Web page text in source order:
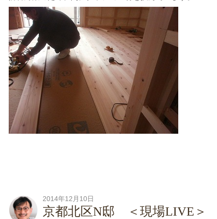
2014年12月10日
京都北区N邸 ＜現場LIVE＞